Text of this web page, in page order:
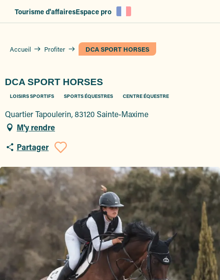
Tourisme d'affairesEspace pro
Accueil Profiter DCA SPORT HORSES
DCA SPORT HORSES
LOISIRS SPORTIFS SPORTS ÉQUESTRES CENTRE ÉQUESTRE
Quartier Tapoulerin, 83120 Sainte-Maxime
M'y rendre
Partager
Ajouter aux favoris